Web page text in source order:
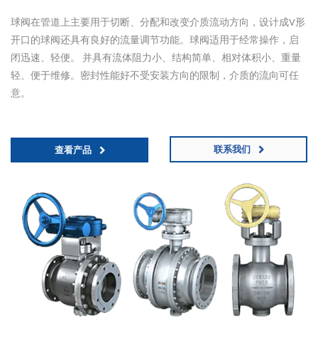
球阀在管道上主要用于切断、分配和改变介质流动方向，设计成V形
开口的球阀还具有良好的流量调节功能。球阀适用于经常操作，启
闭迅速、轻便。 并具有流体阻力小、结构简单、相对体积小、重量
轻、便于维修。密封性能好不受安装方向的限制，介质的流向可任
意。
查看产品 联系我们